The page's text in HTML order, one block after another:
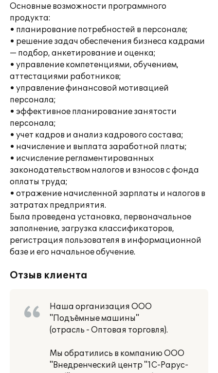
Основные возможности программного
продукта:
• планирование потребностей в персонале;
• решение задач обеспечения бизнеса кадрами
— подбор, анкетирование и оценка;
• управление компетенциями, обучением,
аттестациями работников;
• управление финансовой мотивацией
персонала;
• эффективное планирование занятости
персонала;
• учет кадров и анализ кадрового состава;
• начисление и выплата заработной платы;
• исчисление регламентированных
законодательством налогов и взносов с фонда
оплаты труда;
• отражение начисленной зарплаты и налогов в
затратах предприятия.
Была проведена установка, первоначальное
заполнение, загрузка классификаторов,
регистрация пользователя в информационной
базе и его начальное обучение.
Отзыв клиента
Наша организация ООО
"Подъёмные машины"
(отрасль - Оптовая торговля).
Мы обратились в компанию ООО
"Внедренческий центр "1С-Рарус-